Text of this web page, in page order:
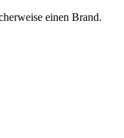
einen Brand.